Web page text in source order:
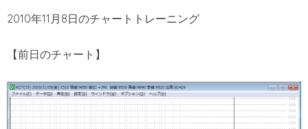
2010年11月8日のチャートトレーニング
【前日のチャート】